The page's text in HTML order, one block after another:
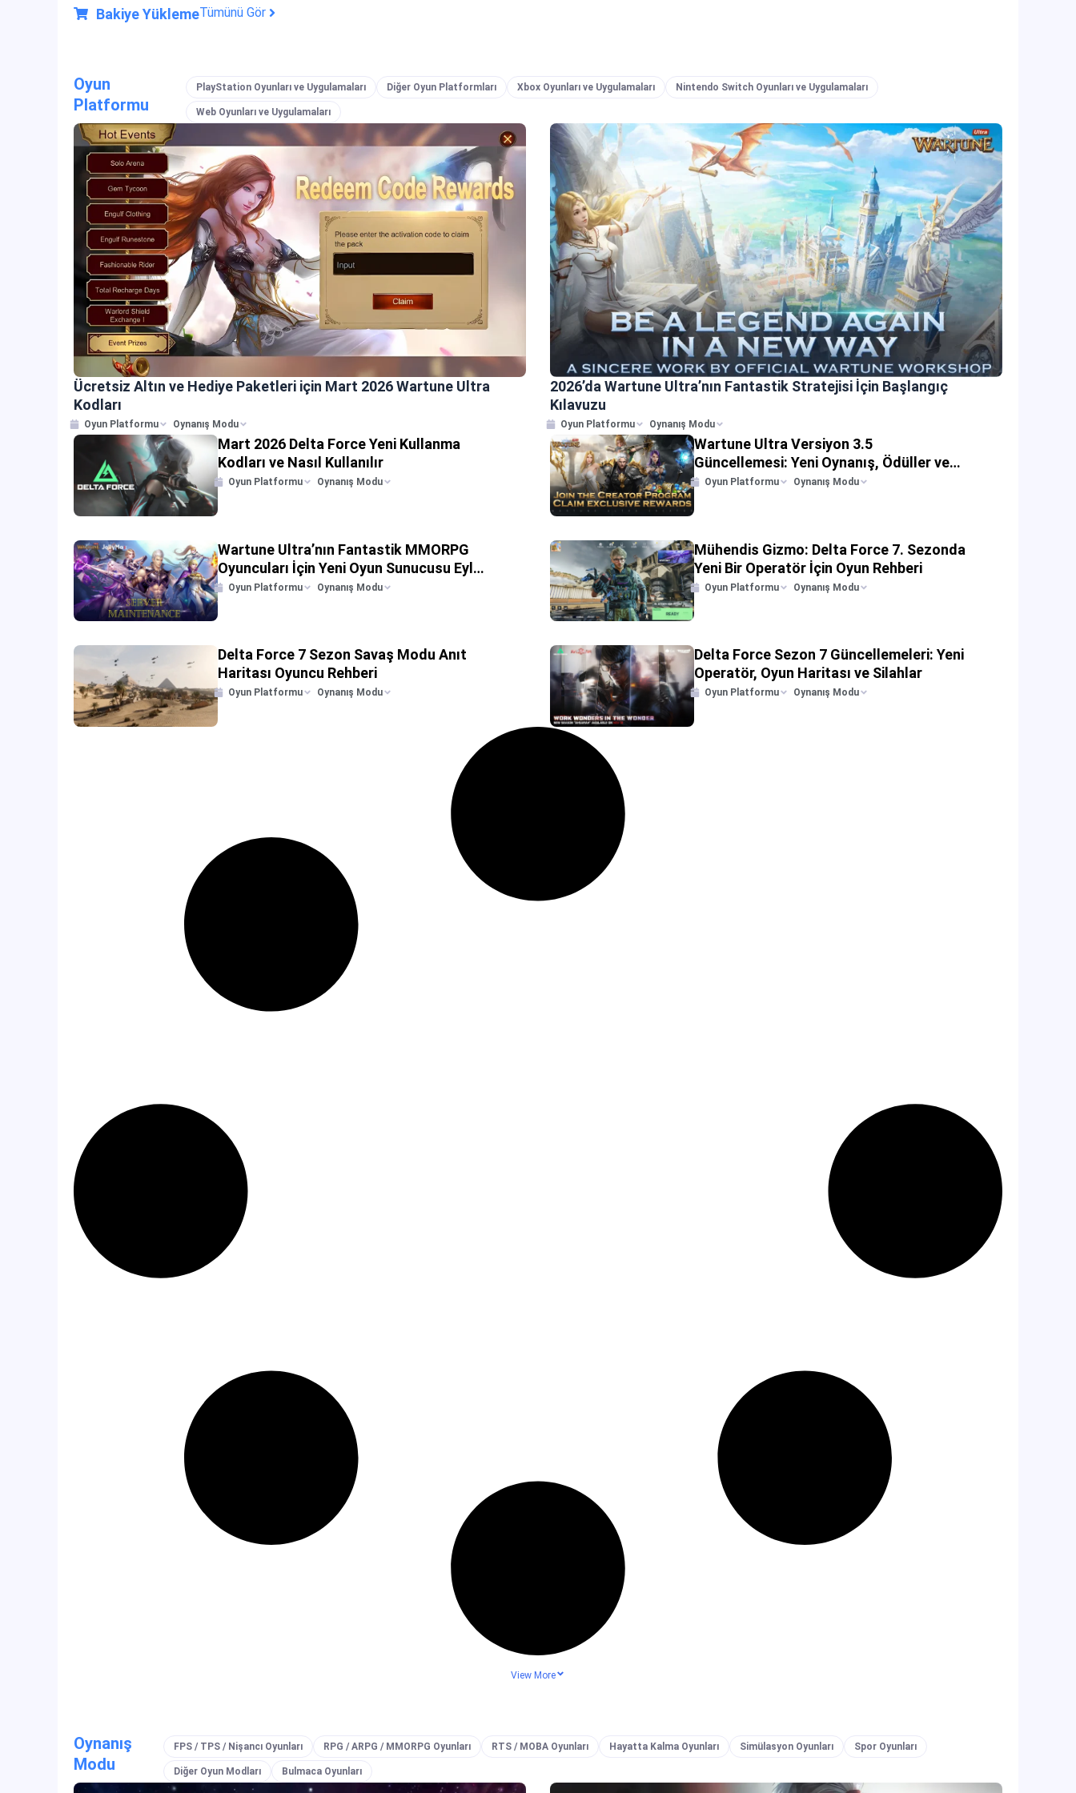
Bakiye YüklemeTümünü Gör
Oyun
Platformu
PlayStation Oyunları ve Uygulamaları Diğer Oyun Platformları Xbox Oyunları ve Uygulamaları Nintendo Switch Oyunları ve Uygulamaları
Web Oyunları ve Uygulamaları
Ücretsiz Altın ve Hediye Paketleri için Mart 2026 Wartune Ultra
Kodları
Oyun Platformu Oynanış Modu
2026’da Wartune Ultra’nın Fantastik Stratejisi İçin Başlangıç
Kılavuzu
Oyun Platformu Oynanış Modu
Mart 2026 Delta Force Yeni Kullanma
Kodları ve Nasıl Kullanılır
Oyun Platformu Oynanış Modu
Wartune Ultra Versiyon 3.5
Güncellemesi: Yeni Oynanış, Ödüller ve
İçerik Üretici Kampanyası
Oyun Platformu Oynanış Modu
Wartune Ultra’nın Fantastik MMORPG
Oyuncuları İçin Yeni Oyun Sunucusu Eylül
2025’te
Oyun Platformu Oynanış Modu
Mühendis Gizmo: Delta Force 7. Sezonda
Yeni Bir Operatör İçin Oyun Rehberi
Oyun Platformu Oynanış Modu
Delta Force 7 Sezon Savaş Modu Anıt
Haritası Oyuncu Rehberi
Oyun Platformu Oynanış Modu
Delta Force Sezon 7 Güncellemeleri: Yeni
Operatör, Oyun Haritası ve Silahlar
Oyun Platformu Oynanış Modu
View More
Oynanış
Modu
FPS / TPS / Nişancı Oyunları RPG / ARPG / MMORPG Oyunları RTS / MOBA Oyunları Hayatta Kalma Oyunları Simülasyon Oyunları Spor Oyunları
Diğer Oyun Modları Bulmaca Oyunları